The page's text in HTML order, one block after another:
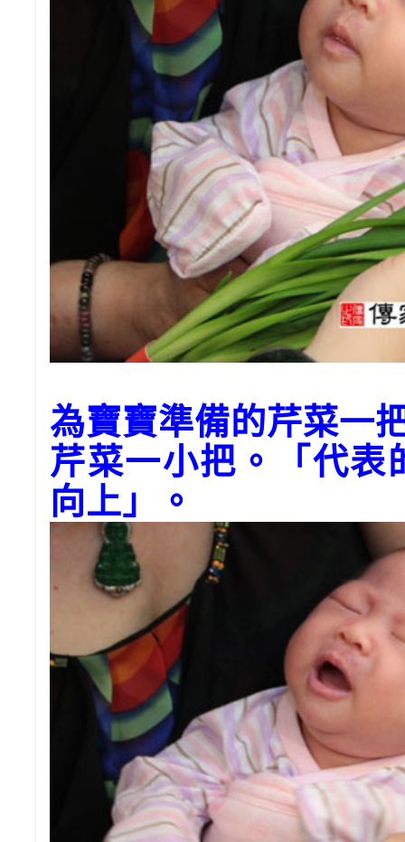
為寶寶準備的芹菜一
芹菜一小把。「代表
向上」。